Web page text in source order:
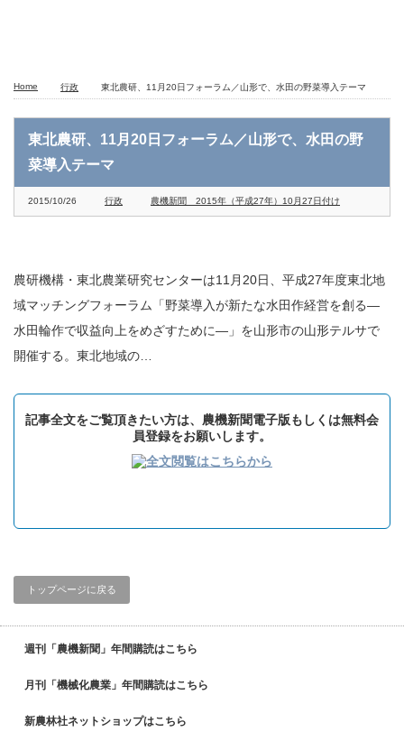
Home 行政 東北農研、11月20日フォーラム／山形で、水田の野菜導入テーマ
東北農研、11月20日フォーラム／山形で、水田の野
菜導入テーマ
2015/10/26 行政 農機新聞 2015年（平成27年）10月27日付け
農研機構・東北農業研究センターは11月20日、平成27年度東北地
域マッチングフォーラム「野菜導入が新たな水田作経営を創る―
水田輪作で収益向上をめざすために―」を山形市の山形テルサで
開催する。東北地域の…
記事全文をご覧頂きたい方は、農機新聞電子版もしくは無料会
員登録をお願いします。
トップページに戻る
週刊「農機新聞」年間購読はこちら
月刊「機械化農業」年間購読はこちら
新農林社ネットショップはこちら